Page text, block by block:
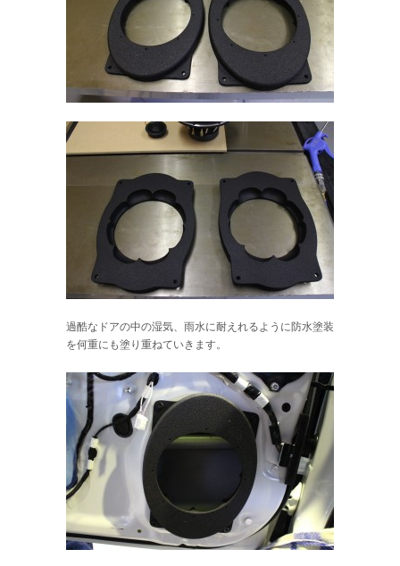
過酷なドアの中の湿気、雨水に耐えれるように防水塗装
を何重にも塗り重ねていきます。